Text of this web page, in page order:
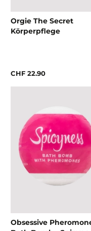
Orgie The Secret
Körperpflege
CHF 22.90
Obsessive